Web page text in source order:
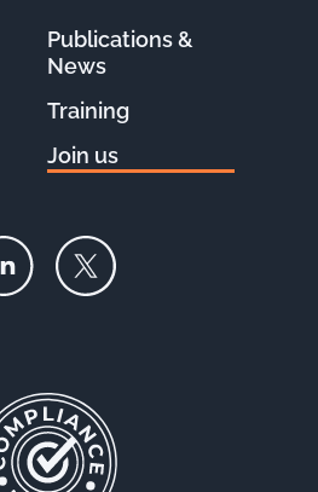
Publications &
News
Training
Join us